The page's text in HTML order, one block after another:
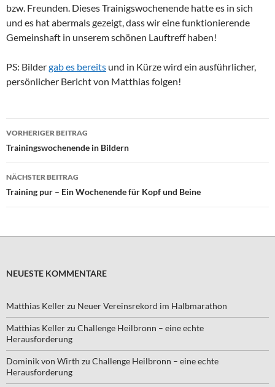
bzw. Freunden. Dieses Trainigswochenende hatte es in sich
und es hat abermals gezeigt, dass wir eine funktionierende
Gemeinshaft in unserem schönen Lauftreff haben!
PS: Bildergab es bereits und in Kürze wird ein ausführlicher,
persönlicher Bericht von Matthias folgen!
Beitragsnavigation
VORHERIGER BEITRAG
Trainingswochenende in Bildern
NÄCHSTER BEITRAG
Training pur – Ein Wochenende für Kopf und Beine
NEUESTE KOMMENTARE
Matthias Kellerzu Neuer Vereinsrekord im Halbmarathon
Matthias Kellerzu Challenge Heilbronn – eine echte
Herausforderung
Dominik von Wirth zu Challenge Heilbronn – eine echte
Herausforderung